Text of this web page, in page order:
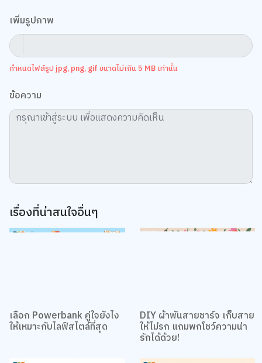
เพิ่มรูปภาพ
กำหนดไฟล์รูป jpg, png, gif ขนาดไม่เกิน 5 MB เท่านั้น
ข้อความ
เรื่องที่น่าสนใจอื่นๆ
เลือก Powerbank คู่ใจยังไง DIY ผ้าพันสายชาร์จ เก็บสาย
ให้ไม่รก แถมพกโชว์ความน่า
รักได้ด้วย!
TOP
Change Preferences